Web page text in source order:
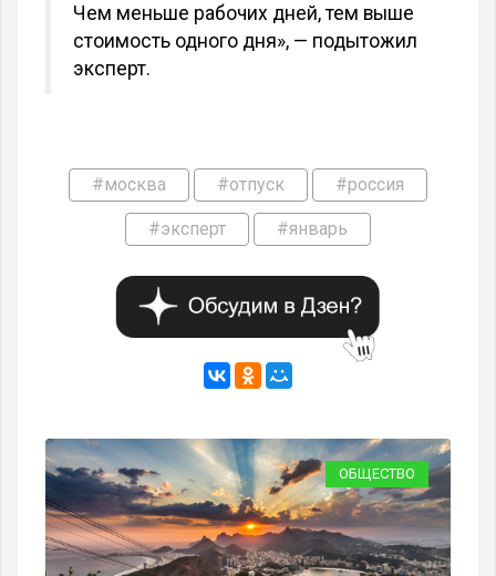
Чем меньше рабочих дней, тем выше
стоимость одного дня», — подытожил
эксперт.
#москва #отпуск #россия
#эксперт #январь
ОБЩЕСТВО